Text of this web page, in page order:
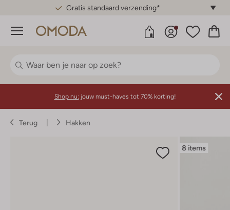
Gratis standaard verzending*
Menu
Shop nu: jouw must-haves tot 70% korting!
Terug Hakken
8 items